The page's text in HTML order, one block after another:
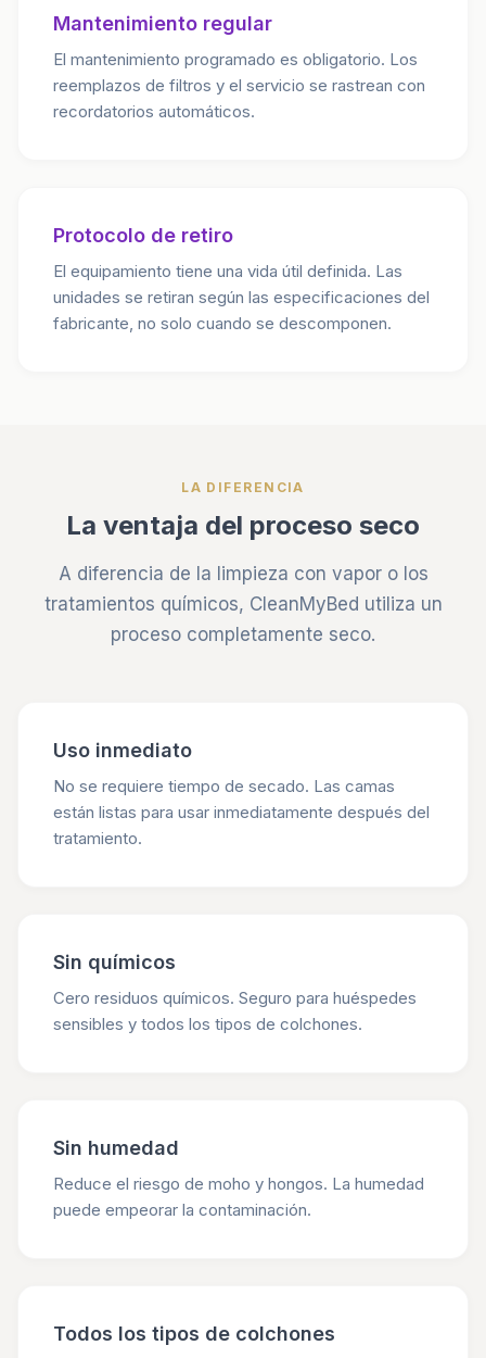
Mantenimiento regular
El mantenimiento programado es obligatorio. Los
reemplazos de filtros y el servicio se rastrean con
recordatorios automáticos.
Protocolo de retiro
El equipamiento tiene una vida útil definida. Las
unidades se retiran según las especificaciones del
fabricante, no solo cuando se descomponen.
LA DIFERENCIA
La ventaja del proceso seco
A diferencia de la limpieza con vapor o los
tratamientos químicos, CleanMyBed utiliza un
proceso completamente seco.
Uso inmediato
No se requiere tiempo de secado. Las camas
están listas para usar inmediatamente después del
tratamiento.
Sin químicos
Cero residuos químicos. Seguro para huéspedes
sensibles y todos los tipos de colchones.
Sin humedad
Reduce el riesgo de moho y hongos. La humedad
puede empeorar la contaminación.
Todos los tipos de colchones